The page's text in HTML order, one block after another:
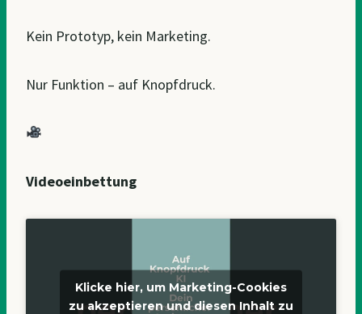
Kein Prototyp, kein Marketing.
Nur Funktion – auf Knopfdruck.
Videoeinbettung
Klicke hier, um Marketing-Cookies
zu akzeptieren und diesen Inhalt zu